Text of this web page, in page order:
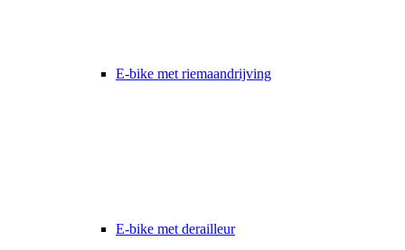
E-bike met riemaandrijving
E-bike met derailleur